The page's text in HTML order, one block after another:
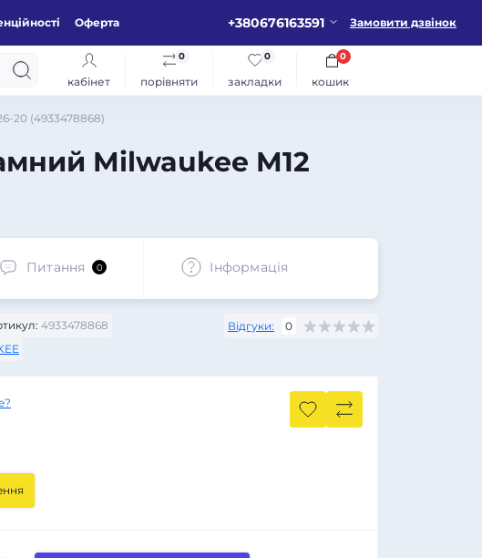
Оферта +380676163591 Замовити дзвінок
кабінет порівняти
0
закладки
0
кошик
0
20 (4933478868)
Milwaukee M12
Питання 0 Iнформація
4933478868
Відгуки: 0